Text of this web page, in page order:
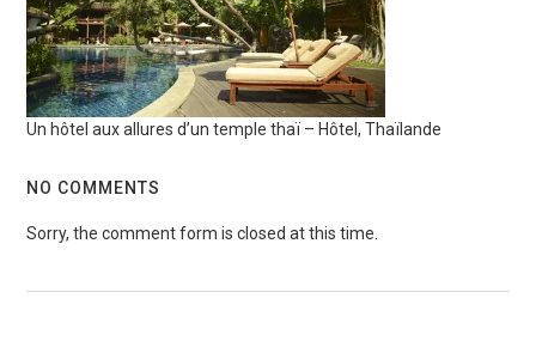
Un hôtel aux allures d’un temple thaï – Hôtel, Thaïlande
NO COMMENTS
Sorry, the comment form is closed at this time.